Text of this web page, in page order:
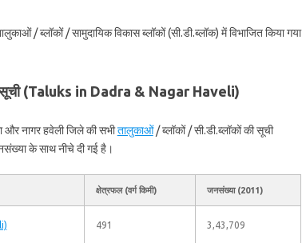
/ ब्लॉकों / सामुदायिक विकास ब्लॉकों (सी.डी.ब्लॉक) में विभाजित किया गया
सूची (Taluks in Dadra & Nagar Haveli)
नागर हवेली जिले की सभीतालुकाओं/ ब्लॉकों / सी.डी.ब्लॉकों की सूची
के साथ नीचे दी गई है।
क्षेत्रफल (वर्ग किमी) जनसंख्या (2011)
491 3,43,709